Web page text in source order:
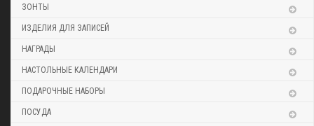
ЗОНТЫ
ИЗДЕЛИЯ ДЛЯ ЗАПИСЕЙ
НАГРАДЫ
НАСТОЛЬНЫЕ КАЛЕНДАРИ
ПОДАРОЧНЫЕ НАБОРЫ
ПОСУДА